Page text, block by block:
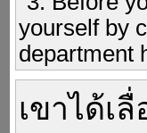
yourself by
department
เขาได้เ